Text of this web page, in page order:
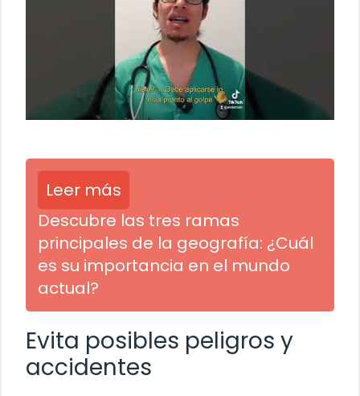
Leer más
Descubre las tres ramas
principales de la geografía: ¿Cuál
es su importancia en el mundo
actual?
Evita posibles peligros y
accidentes